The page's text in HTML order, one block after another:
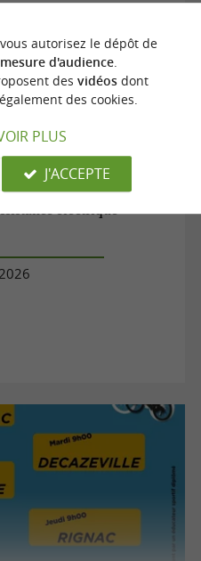
électrique
autorisez le dépôt de
mesure d'audience.
des vidéosdont
des cookies.
PLUS
J'ACCEPTE